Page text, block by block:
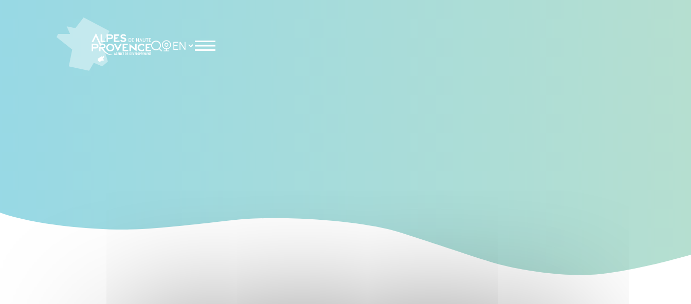
Rechercher
Choisir la langue